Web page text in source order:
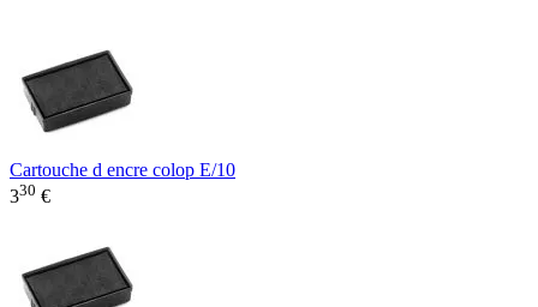
Cartouche d encre colop E/10
330 €